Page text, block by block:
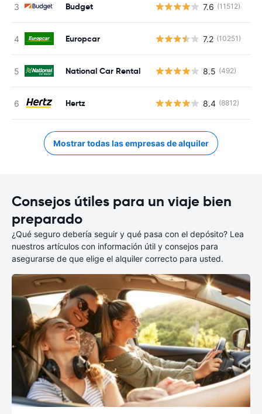
Budget 7.6 (11512)
Europcar 7.2 (10251)
National Car Rental 8.5 (492)
Hertz 8.4 (8812)
Mostrar todas las empresas de alquiler
Consejos útiles para un viaje bien
preparado
¿Qué seguro debería seguir y qué pasa con el depósito? Lea
nuestros artículos con información útil y consejos para
asegurarse de que elige el alquiler correcto para usted.